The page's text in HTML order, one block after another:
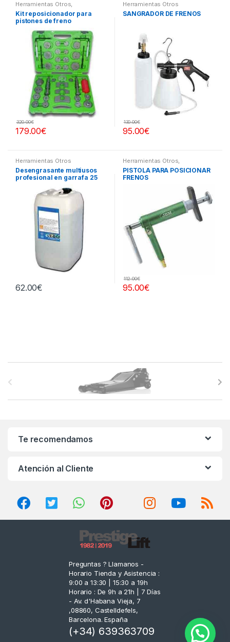
Herramientas Otros,
Herramientas Frenos y
Refrigeración
Kit reposicionador para
pistones de freno
179.00€
320.00€
Herramientas Otros
SANGRADOR DE FRENOS
95.00€
130.00€
Herramientas Otros
Desengrasante multiusos
profesional en garrafa 25
62.00€
Herramientas Otros,
Herramientas Frenos y
Refrigeración
PISTOLA PARA POSICIONAR
FRENOS
95.00€
112.00€
a
Te recomendamos
Atención al Cliente
Preguntas ? Llamanos -
Horario Tienda y Asistencia :
9:00 a 13:30 | 15:30 a 19h
Horario : De 9h a 21h | 7 Días
- Av. d'Habana Vieja, 7
,08860, Castelldefels,
Barcelona. España
(+34) 639363709